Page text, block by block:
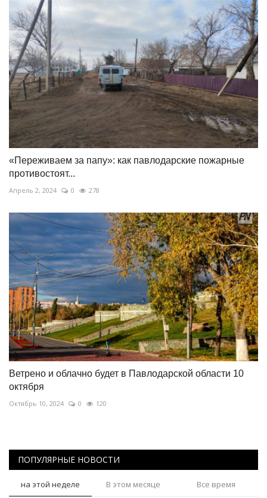
«Переживаем за папу»: как павлодарские пожарные
противостоят...
Апрель 2, 2024 0 278
Ветрено и облачно будет в Павлодарской области 10
октября
Октябрь 10, 2024 0 120
ПОПУЛЯРНЫЕ НОВОСТИ
на этой неделе В этом месяце Все время